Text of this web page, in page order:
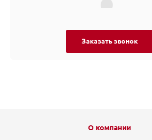
Заказать звонок
О компании